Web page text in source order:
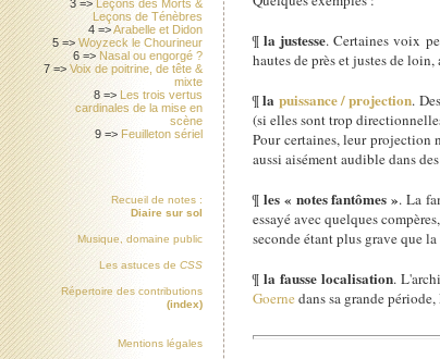
¶la justesse. Certaines voix
hautes de près et justes de
¶la puissance / projection.
(si elles sont trop
Pour certaines, leur projection
aussi aisément audible dans
¶ les « notes fantômes ». La
essayé avec quelques
seconde étant plus grave que
¶la fausse localisation.
Goernedans sa grande
3 => Leçons des Morts &
Leçons de Ténèbres
4 =>Arabelle et Didon
5 =>Woyzeck le Chourineur
6 => Nasal ou engorgé ?
7 =>Voix de poitrine, de tête &
mixte
8 => Les trois vertus
cardinales de la mise en
scène
9 => Feuilleton sériel
Recueil de notes :
Diaire sur sol
Musique, domaine public
Les astuces de CSS
Répertoire des contributions
(index)
Mentions légales